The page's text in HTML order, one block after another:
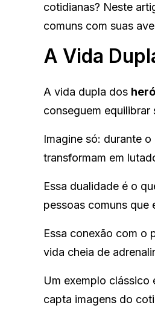
cotidianas? Neste
comuns com suas
A Vida
A vida dupla dos
conseguem equilibrar
Imagine só: durante
transformam em
Essa dualidade é o
pessoas comuns que
Essa conexão com o
vida cheia de
Um exemplo
capta imagens do